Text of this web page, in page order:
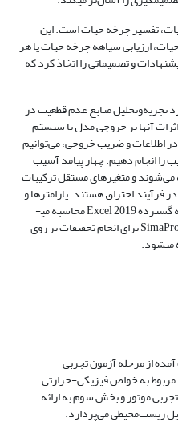
تفسیر چرخه حیات است. این
ارزیابی سیاهه چرخه حیات یا هر
و تصمیماتی را اتخاذ کرد که
منابع عدم قطعیت در
آن­ها بر خروجی مدل یا سیستم
تغییرات 10 درصدی در اطلاعات و ضریب خروجی، می‌توانیم
انجام دهیم. چهار پیامد آسیب
می‌شوند و متغیرهای مستقل ترکیبات
احتراق هستند. پارامترها و
چندین تجزیه‌وتحلیل با استفاده از صفحه گسترده Excel 2019 محاسبه می­
شوند. علاوه بر این، از نرم‌افزار SimaPro V8.2.3 برای انجام تحقیقات بر روی
می­شود.
از مرحله آزمون تجربی
مربوط به خواص فیزیکی-حرارتی
موتور و بخش سوم به ارائه
زیست‌محیطی می‌پردازد.